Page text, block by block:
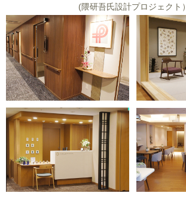
(隈研吾氏設計プロジェクト）